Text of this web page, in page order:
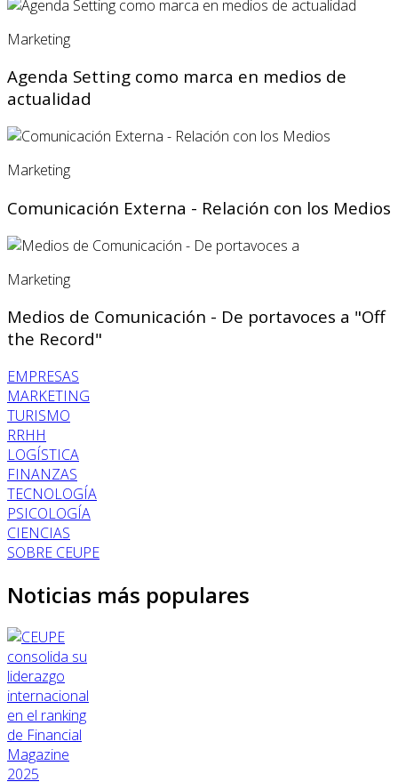
Marketing
Agenda Setting como marca en medios de
actualidad
Marketing
Comunicación Externa - Relación con los Medios
Marketing
Medios de Comunicación - De portavoces a "Off
the Record"
EMPRESAS
MARKETING
TURISMO
RRHH
LOGÍSTICA
FINANZAS
TECNOLOGÍA
PSICOLOGÍA
CIENCIAS
SOBRE CEUPE
Noticias más populares